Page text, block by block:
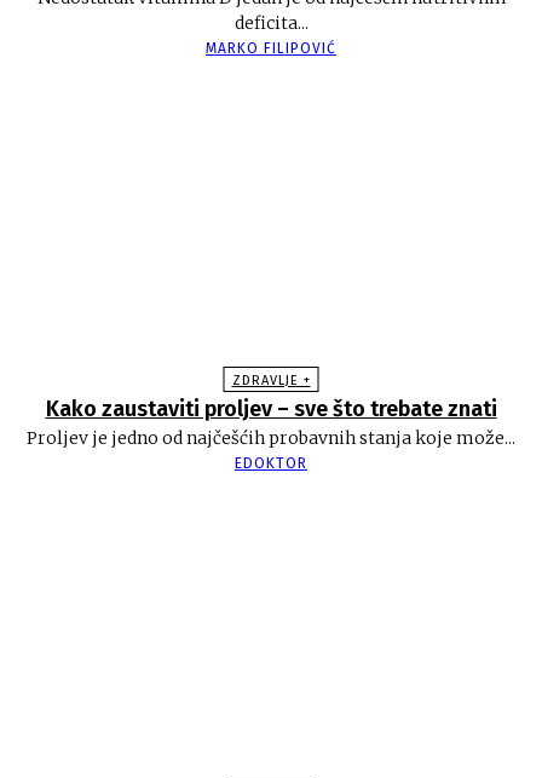
deficita...
MARKO FILIPOVIĆ
ZDRAVLJE +
Kako zaustaviti proljev – sve što trebate znati
Proljev je jedno od najčešćih probavnih stanja koje može...
EDOKTOR